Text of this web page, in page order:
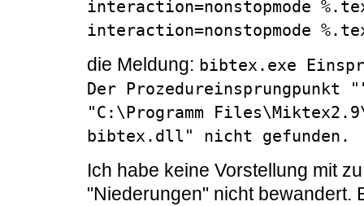
interaction=nonstopmode
interaction=nonstopmode
die Meldung: bibtex.exe
Der Prozedureinsprungpunkt
"C:\Programm
bibtex.dll" nicht gefunden.
Ich habe keine Vorstellung mit
"Niederungen" nicht bewandert.